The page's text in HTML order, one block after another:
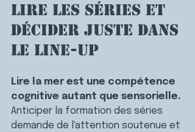
Lire les séries et
décider juste dans
le line-up
Lire la mer est une compétence
cognitive autant que sensorielle.
Anticiper la formation des séries
demande de l'attention soutenue et